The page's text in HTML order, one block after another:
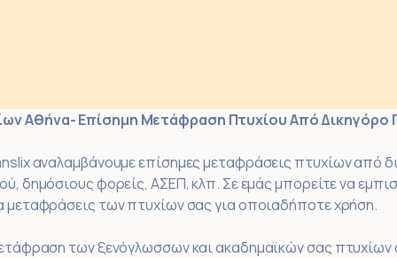
Αθήνα- Επίσημη Μετάφραση Πτυχίου Από Δικηγόρο
αναλαμβάνουμε επίσημες μεταφράσεις πτυχίων από
δημόσιους φορείς, ΑΣΕΠ, κλπ. Σε εμάς μπορείτε να
μεταφράσεις των πτυχίων σας για οποιαδήποτε χρήση.
των ξενόγλωσσων και ακαδημαϊκών σας πτυχίων